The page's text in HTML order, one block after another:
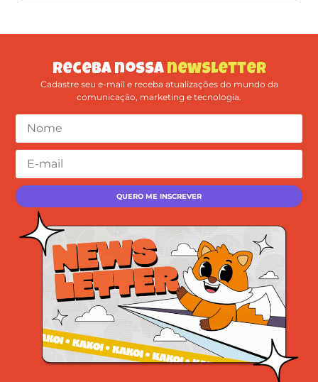
Receba nossa newsletter
Cadastre seu e-mail e receba atualizações do mundo da
comunicação, marketing e tecnologia.